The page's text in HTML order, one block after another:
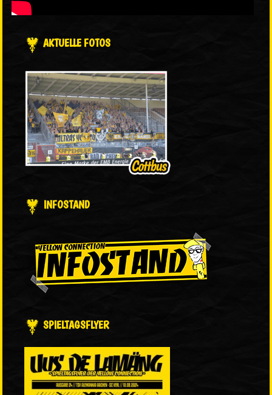
AKTUELLE FOTOS
INFOSTAND
SPIELTAGSFLYER